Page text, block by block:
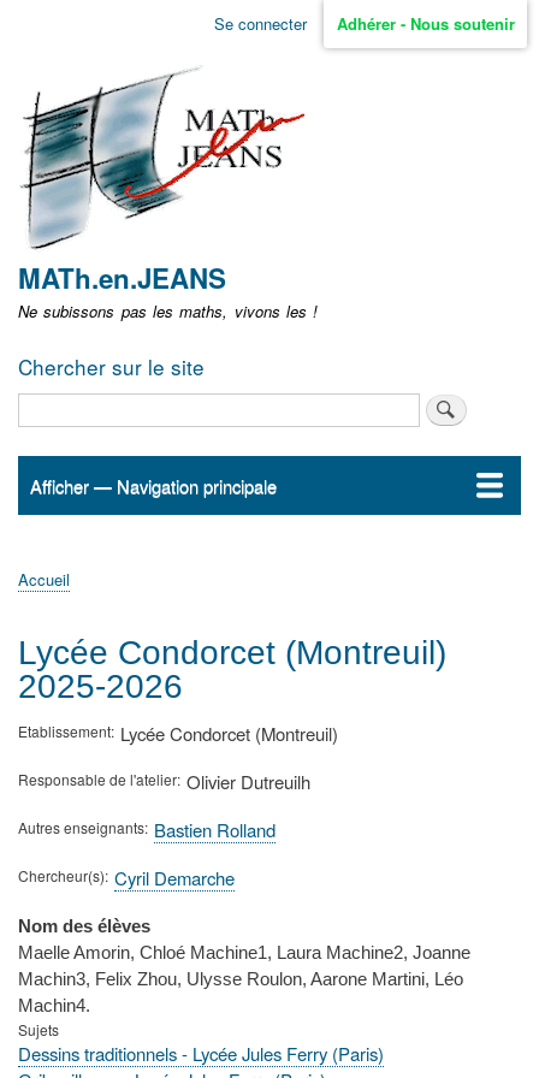
Aller
non
identifié
Se connecter Adhérer - Nous soutenir
MATh.en.JEANS
Ne subissons pas les maths, vivons les !
Chercher sur le site
Navigation
Afficher — Navigation principale
Accueil
ActualitésMATh.en.JEANS ?
Régions et Ateliers
Créer, gérer un atelier
Sujets/Publications
Congrès
d'Ariane
Accueil
Lycée Condorcet (Montreuil)
2025-2026
Etablissement Lycée Condorcet (Montreuil)
Responsable de l'atelier Olivier Dutreuilh
Autres enseignants Bastien Rolland
Chercheur(s) Cyril Demarche
Nom des élèves
Maelle Amorin, Chloé Machine1, Laura Machine2, Joanne
Machin3, Felix Zhou, Ulysse Roulon, Aarone Martini, Léo
Machin4.
Sujets
Dessins traditionnels - Lycée Jules Ferry (Paris)